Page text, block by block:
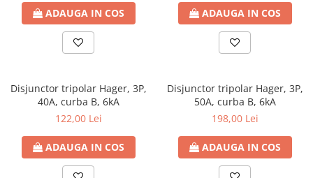
ADAUGA IN COS ADAUGA IN COS
Disjunctor tripolar Hager, 3P,
40A, curba B, 6kA
122,00 Lei
ADAUGA IN COS
Disjunctor tripolar Hager, 3P,
50A, curba B, 6kA
198,00 Lei
ADAUGA IN COS